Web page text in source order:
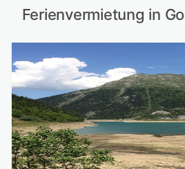
Ferienvermietung in